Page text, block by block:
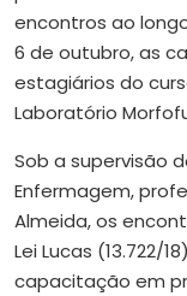
encontros ao
6 de outubro, as
estagiários do
Laboratório
Sob a supervisão
Enfermagem,
Almeida, os
Lei Lucas (13.722/
capacitação em